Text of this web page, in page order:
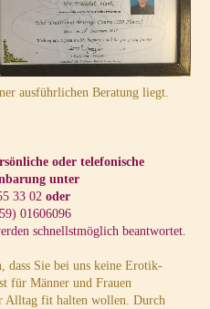
ausführlichen Beratung liegt.
oder telefonische
unter
33 02 oder
01606096
schnellstmöglich beantwortet.
dass Sie bei uns keine Erotik-
für Männer und Frauen
Alltag fit halten wollen. Durch